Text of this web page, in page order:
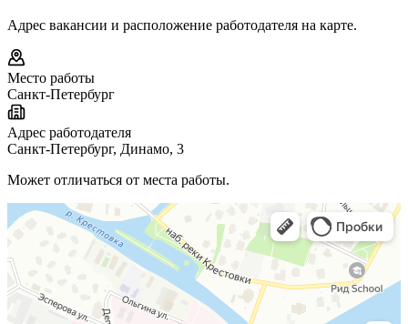
Адрес вакансии и расположение работодателя на карте.
Место работы
Санкт-Петербург
Адрес работодателя
Санкт-Петербург, Динамо, 3
Может отличаться от места работы.